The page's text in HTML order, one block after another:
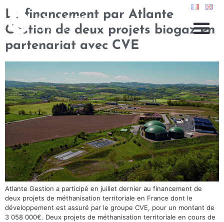
Le financement par Atlante
Gestion de deux projets biogaz en
partenariat avec CVE
Atlante Gestion a participé en juillet dernier au financement de
deux projets de méthanisation territoriale en France dont le
développement est assuré par le groupe CVE, pour un montant de
3 058 000€. Deux projets de méthanisation territoriale en cours de